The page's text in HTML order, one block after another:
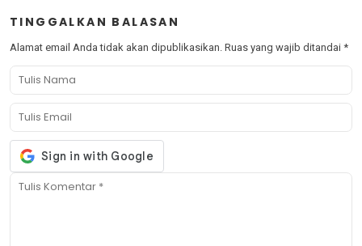
TINGGALKAN BALASAN
Alamat email Anda tidak akan dipublikasikan. Ruas yang wajib ditandai *